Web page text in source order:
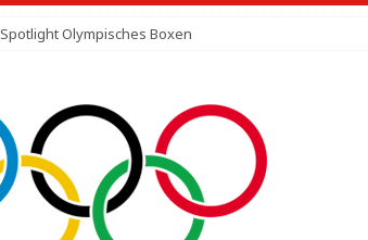
Spotlight Olympisches Boxen